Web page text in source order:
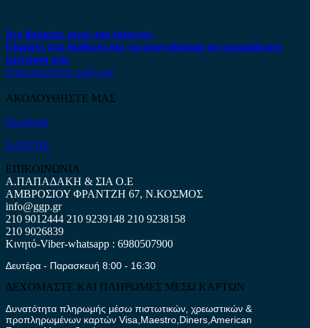
Δεν βρήκατε αυτό που ψάχνετε;
Είμαστε στη διάθεση σας να απαντήσουμε σε οποιαδήποτε
ερώτηση σας.
Επικοινωνήστε μαζί μας
ΑΚΟΛΟΥΘΗΣΤΕ ΜΑΣ
Facebook
ΧΑΡΤΗΣ
ΕΠΙΚΟΙΝΩΝΙΑ
Α.ΠΑΠΑΔΑΚΗ & ΣΙΑ Ο.Ε
ΑΜΒΡΟΣΙΟΥ ΦΡΑΝΤΖΗ 67, Ν.ΚΟΣΜΟΣ
info@ggp.gr
210 9012444 210 9239148 210 9238158
210 9026839
Κινητό-Viber-whatsapp : 6980507900
Δευτέρα - Παρασκευή 8:00 - 16:30
ΔΕΧΟΜΑΣΤΕ ΚΑΙ ΠΛΗΡΩΜΕΣ ΜΕΣΩ ΚΑΡΤΩΝ
Δυνατότητα πληρωμής μέσω πιστωτικών, χρεωστικών &
προπληρωμένων καρτών Visa,Maestro,Diners,American